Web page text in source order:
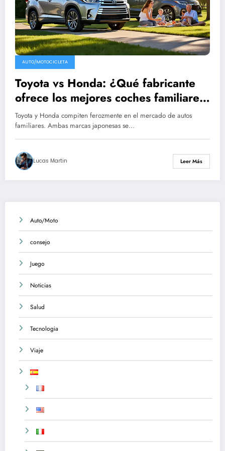
AUTO/MOTOCICLETA
Toyota vs Honda: ¿Qué fabricante
ofrece los mejores coches familiares
para tu equipo?
Toyota y Honda compiten ferozmente en el mercado de autos
familiares. Ambas marcas japonesas se…
Lucas Martin Leer Más
Auto/Moto
consejo
Juego
Noticias
Salud
Tecnologia
Viaje